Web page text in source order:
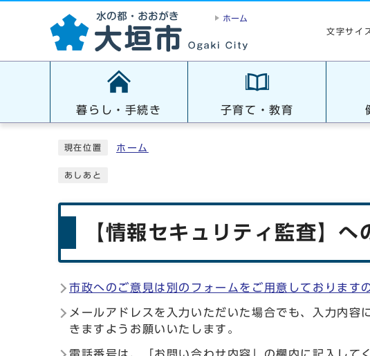
ホーム
文字サイ
暮らし・手続き 子育て・教育
現在位置 ホーム
あしあと
【情報セキュリティ監査】
市政へのご意見は別のフォームをご用意しております
メールアドレスを入力いただいた場合でも、入力内
きますようお願いいたします。